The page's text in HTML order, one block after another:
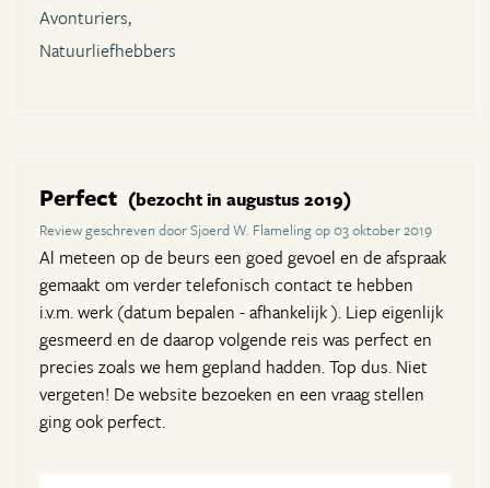
Avonturiers,
Natuurliefhebbers
Perfect (bezocht in augustus 2019)
Review geschreven door Sjoerd W. Flameling op 03 oktober 2019
Al meteen op de beurs een goed gevoel en de afspraak
gemaakt om verder telefonisch contact te hebben
i.v.m. werk (datum bepalen - afhankelijk ). Liep eigenlijk
gesmeerd en de daarop volgende reis was perfect en
precies zoals we hem gepland hadden. Top dus. Niet
vergeten! De website bezoeken en een vraag stellen
ging ook perfect.